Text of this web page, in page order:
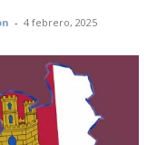
- 4 febrero, 2025